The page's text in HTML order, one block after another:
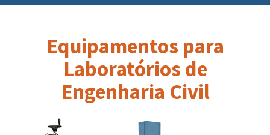
Equipamentos para
Laboratórios de
Engenharia Civil